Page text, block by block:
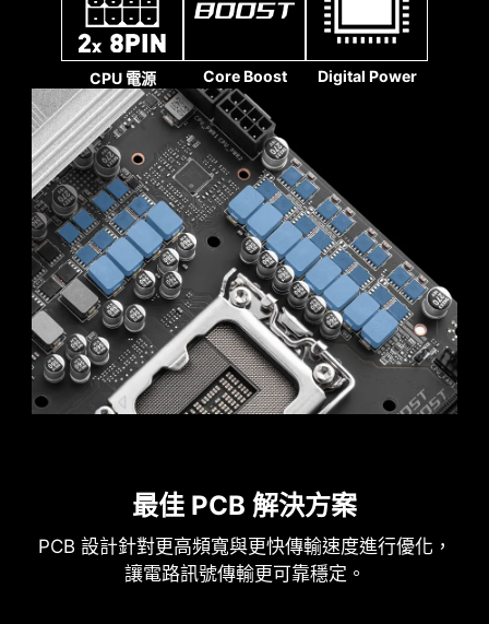
區域淨空
雙重防靜電保護
MSI DRIVER UTILITY INSTALLER
一連接到網路，MSI Driver Utility Installer 將自動
檢測並顯示合適的驅動程序和實用程序，您只需點
擊幾下即可下載和安裝Learn more
* MSI Driver Utility Installer 將會內建在 Windows 11
build 22H2 中。
CPU 電源 Core Boost Digital Power
最佳 PCB 解決方案
PCB 設計針對更高頻寬與更快傳輸速度進行優化，
讓電路訊號傳輸更可靠穩定。
Memory Extension Mode provides optimized
memory parameters for enhanced capability at
the same frequency, achieving lower latency
and higher performance. Furthermore, Memory
Extension Mode can combine XMP profiles to
maximize memory frequency, enabling users to
effortlessly discover the best configuration
based on their requirements.
實心針腳設計
MSI 主機板 4-pin、8-pin 和 24-pin 電源接頭均採
用實心針腳設計。實心針腳設計優勢在於處理高電
流負載時，能更安全穩定地將 12V 電力傳輸至處理
器。
實心針腳電源連接埠的優勢
提升穩定性：較大的接觸面積，強化電力傳
輸的穩定性。
低阻抗：實心針腳擁有低阻抗優勢，實現高
效電流傳輸。
適用於高電流應用。